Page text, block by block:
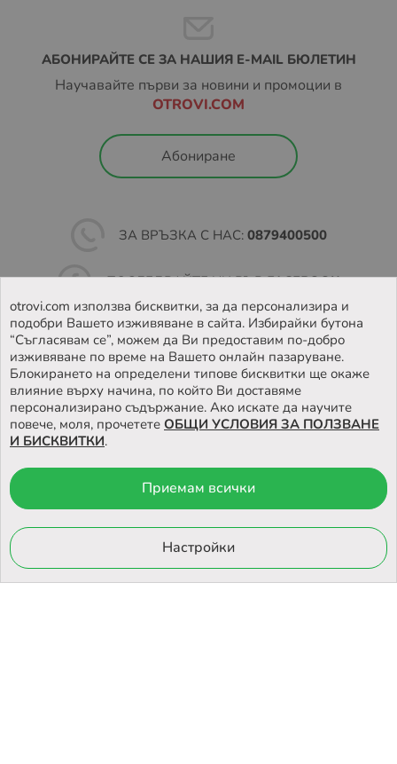
АБОНИРАЙТЕ СЕ ЗА НАШИЯ E-MAIL БЮЛЕТИН
Научавайте първи за новини и промоции в
OTROVI.COM
Абониране
ЗА ВРЪЗКА С НАС: 0879400500
ПОСЛЕДВАЙТЕ НИ ВЪВFACEBOOK
НАМЕРЕТЕ НАШИЯТ МАГАЗИН
© 2026 Otrovi.com. Всички права запазени ™ |Карта на сайта
Онлайн магазин
otrovi.com използва бисквитки, за да персонализира и
подобри Вашето изживяване в сайта. Избирайки бутона
“Съгласявам се”, можем да Ви предоставим по-добро
изживяване по време на Вашето онлайн пазаруване.
Блокирането на определени типове бисквитки ще окаже
влияние върху начина, по който Ви доставяме
персонализирано съдържание. Ако искате да научите
повече, моля, прочетете ОБЩИ УСЛОВИЯ ЗА ПОЛЗВАНЕ
И БИСКВИТКИ.
Приемам всички
Настройки